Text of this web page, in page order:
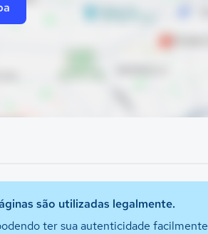
são utilizadas legalmente.
ter sua autenticidade facilmente